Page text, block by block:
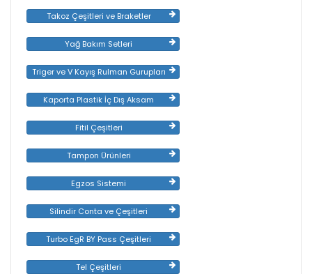
Takoz Çeşitleri ve Braketler
Yağ Bakım Setleri
Triger ve V Kayış Rulman Gurupları
Kaporta Plastik İç Dış Aksam
Fitil Çeşitleri
Tampon Ürünleri
Egzos Sistemi
Silindir Conta ve Çeşitleri
Turbo EgR BY Pass Çeşitleri
Tel Çeşitleri